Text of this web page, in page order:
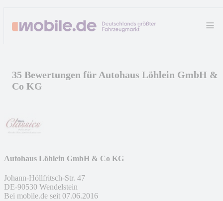
35 Bewertungen für Autohaus Löhlein GmbH &
Co KG
Autohaus Löhlein GmbH & Co KG
Johann-Höllfritsch-Str. 47
DE-90530 Wendelstein
Bei mobile.de seit 07.06.2016